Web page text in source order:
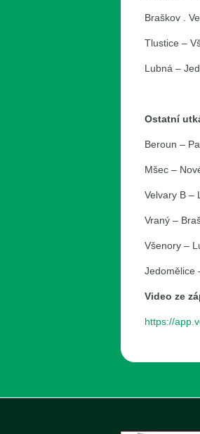
Braškov .
Tlustice –
Lubná –
Ostatní
Beroun –
Mšec –
Velvary B –
Vraný –
Všenory –
Jedomělice
Video ze
https://